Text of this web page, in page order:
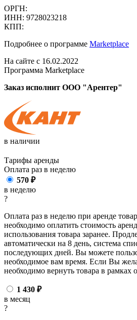
ОРГН:
ИНН: 9728023218
КПП:
Подробнее о программе Marketplace
На сайте с 16.02.2022
Программа Marketplace
Заказ исполнит ООО "Арентер"
в наличии
Тарифы аренды
Оплата раз в неделю
570 ₽
в неделю
?
Оплата раз в неделю при аренде
необходимо оплатить стоимость
использования товара заранее.
автоматически на 8 день, система
последующих дней. Вы можете
необходимое вам время. Если Вы
необходимо вернуть товара в рамках
1 430 ₽
в месяц
?